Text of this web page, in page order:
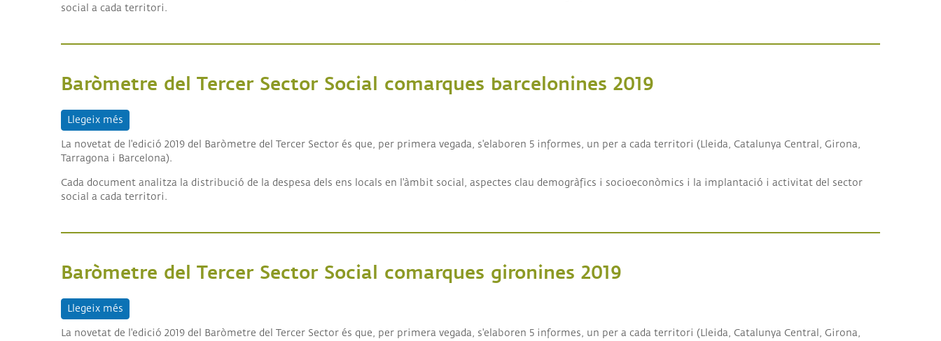
social a cada territori.
Baròmetre del Tercer Sector Social comarques barcelonines 2019
Llegeix més
La novetat de l'edició 2019 del Baròmetre del Tercer Sector és que, per primera vegada, s'elaboren 5 informes, un per a cada territori (Lleida, Catalunya Central, Girona,
Tarragona i Barcelona).
Cada document analitza la distribució de la despesa dels ens locals en l'àmbit social, aspectes clau demogràfics i socioeconòmics i la implantació i activitat del sector
social a cada territori.
Baròmetre del Tercer Sector Social comarques gironines 2019
Llegeix més
La novetat de l'edició 2019 del Baròmetre del Tercer Sector és que, per primera vegada, s'elaboren 5 informes, un per a cada territori (Lleida, Catalunya Central, Girona,